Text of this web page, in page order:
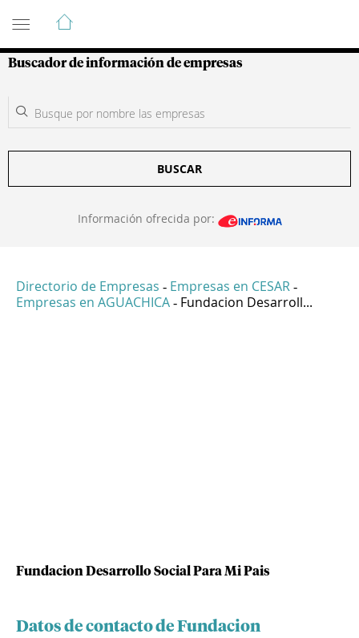
Guía de Empresas Colombianas
Buscador de información de empresas
BUSCAR
Información ofrecida por:
Directorio de Empresas - Empresas en CESAR -
Empresas en AGUACHICA - Fundacion Desarroll...
Fundacion Desarrollo Social Para Mi Pais
Datos de contacto de Fundacion